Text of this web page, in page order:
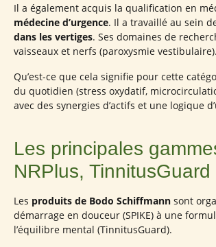
Il a également acquis la qualification en
médecine d’urgence. Il a travaillé au sein
dans les vertiges. Ses domaines de
vaisseaux et nerfs (paroxysmie vestibulaire).
Qu’est-ce que cela signifie pour cette
du quotidien (stress oxydatif,
avec des synergies d’actifs et une logique
Les principales
NRPlus, TinnitusGuard
Les produits de Bodo Schiffmann sont
démarrage en douceur (SPIKE) à une
l’équilibre mental (TinnitusGuard).